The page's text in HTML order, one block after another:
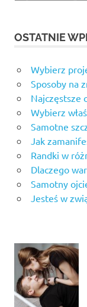
OSTATNIE
Wybierz
Sposoby na
Najczęstsze
Wybierz
Samotne
Jak
Randki w
Dlaczego
Samotny
Jesteś w